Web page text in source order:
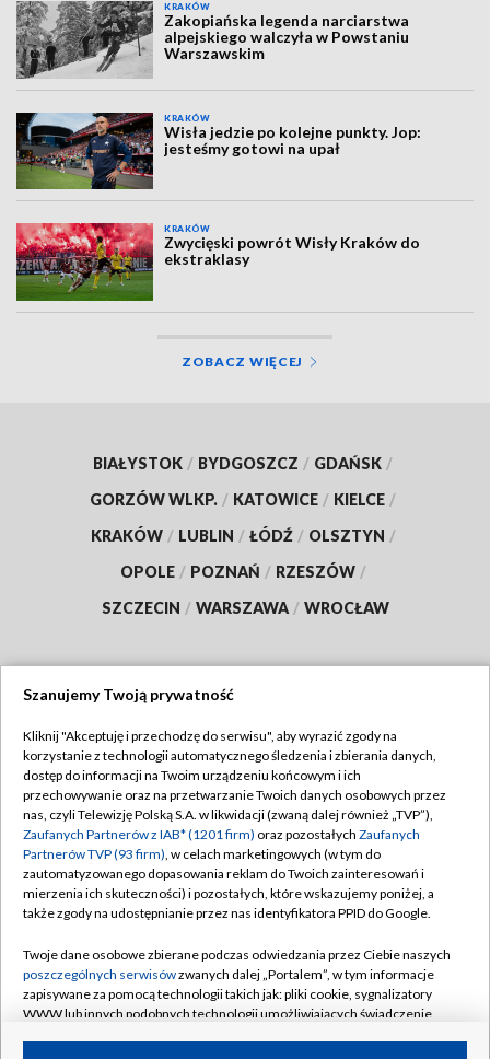
KRAKÓW
Zakopiańska legenda narciarstwa
alpejskiego walczyła w Powstaniu
Warszawskim
KRAKÓW
Wisła jedzie po kolejne punkty. Jop:
jesteśmy gotowi na upał
KRAKÓW
Zwycięski powrót Wisły Kraków do
ekstraklasy
ZOBACZ WIĘCEJ
BIAŁYSTOK / BYDGOSZCZ / GDAŃSK /
GORZÓW WLKP. / KATOWICE / KIELCE /
KRAKÓW / LUBLIN / ŁÓDŹ / OLSZTYN /
OPOLE / POZNAŃ / RZESZÓW /
SZCZECIN / WARSZAWA / WROCŁAW
TVP
Abonament TVP
Emisja w TVP
Centrum informacji TVP
Naziemna Telewizja Cyfrowa
Rada Programowa
System NOS
Informacje o nadawcy
Regulamin TVP
Polityka prywatności
Moje zgody
Pomoc
Kontakt
Kanały
Szanujemy Twoją prywatność
Kliknij "Akceptuję i przechodzę do serwisu", aby wyrazić zgody na
korzystanie z technologii automatycznego śledzenia i zbierania danych,
dostęp do informacji na Twoim urządzeniu końcowym i ich
przechowywanie oraz na przetwarzanie Twoich danych osobowych przez
nas, czyli Telewizję Polską S.A. w likwidacji (zwaną dalej również „TVP”),
Zaufanych Partnerów z IAB* (1201 firm) oraz pozostałych Zaufanych
Partnerów TVP (93 firm), w celach marketingowych (w tym do
zautomatyzowanego dopasowania reklam do Twoich zainteresowań i
mierzenia ich skuteczności) i pozostałych, które wskazujemy poniżej, a
także zgody na udostępnianie przez nas identyfikatora PPID do Google.
Twoje dane osobowe zbierane podczas odwiedzania przez Ciebie naszych
poszczególnych serwisówzwanych dalej „Portalem”, w tym informacje
zapisywane za pomocą technologii takich jak: pliki cookie, sygnalizatory
WWW lub innych podobnych technologii umożliwiających świadczenie